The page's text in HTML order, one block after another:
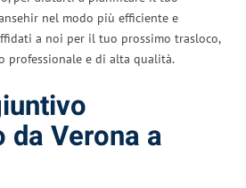
nel modo più efficiente e
a noi per il tuo prossimo trasloco,
professionale e di alta qualità.
Verona a